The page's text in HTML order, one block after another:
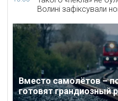
Волині зафіксували
Вместо самолётов –
готовят грандиозный